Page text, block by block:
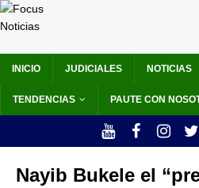
INICIO JUDICIALES NOTICIAS
TENDENCIAS PAUTE CON
Nayib Bukele el